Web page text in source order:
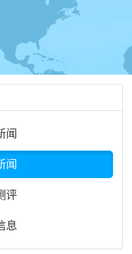
闻
闻
评
息